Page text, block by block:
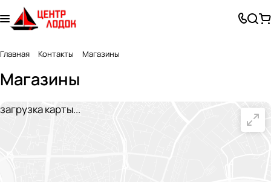
Главная Контакты Магазины
Магазины
загрузка карты...